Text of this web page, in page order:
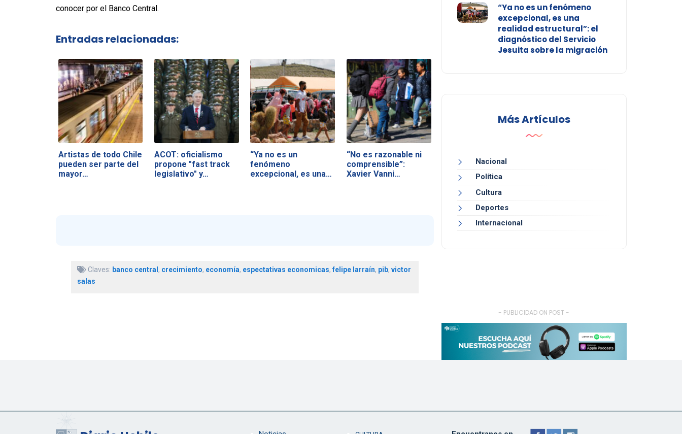
conocer por el Banco Central.
Entradas relacionadas:
Artistas de todo Chile
pueden ser parte del
mayor…
ACOT: oficialismo
propone "fast track
legislativo" y…
“Ya no es un
fenómeno
excepcional, es una
“No es razonable ni
comprensible”:
Xavier Vanni…
Claves: banco central , crecimiento, economía, espectativas economicas,felipe larraín, pib, victor
salas
“Ya no es un fenómeno
excepcional, es una
realidad estructural”: el
diagnóstico del Servicio
Jesuita sobre la migración
Más Artículos
Nacional
Política
Cultura
Deportes
Internacional
- PUBLICIDAD ON POST -